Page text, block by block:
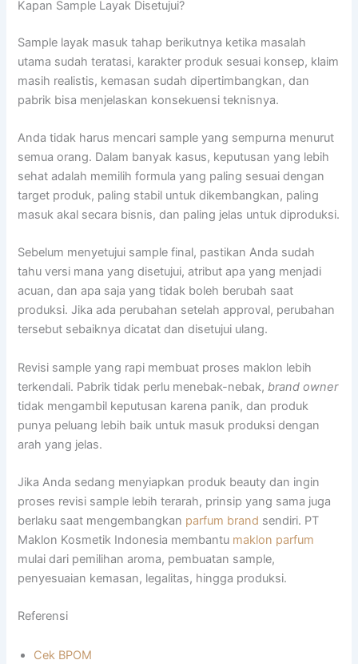
Kapan Sample Layak Disetujui?
Sample layak masuk tahap berikutnya ketika masalah
utama sudah teratasi, karakter produk sesuai konsep, klaim
masih realistis, kemasan sudah dipertimbangkan, dan
pabrik bisa menjelaskan konsekuensi teknisnya.
Anda tidak harus mencari sample yang sempurna menurut
semua orang. Dalam banyak kasus, keputusan yang lebih
sehat adalah memilih formula yang paling sesuai dengan
target produk, paling stabil untuk dikembangkan, paling
masuk akal secara bisnis, dan paling jelas untuk diproduksi.
Sebelum menyetujui sample final, pastikan Anda sudah
tahu versi mana yang disetujui, atribut apa yang menjadi
acuan, dan apa saja yang tidak boleh berubah saat
produksi. Jika ada perubahan setelah approval, perubahan
tersebut sebaiknya dicatat dan disetujui ulang.
Revisi sample yang rapi membuat proses maklon lebih
terkendali. Pabrik tidak perlu menebak-nebak,brand owner
tidak mengambil keputusan karena panik, dan produk
punya peluang lebih baik untuk masuk produksi dengan
arah yang jelas.
Jika Anda sedang menyiapkan produk beauty dan ingin
proses revisi sample lebih terarah, prinsip yang sama juga
berlaku saat mengembangkan parfum brand sendiri. PT
Maklon Kosmetik Indonesia membantu maklon parfum
mulai dari pemilihan aroma, pembuatan sample,
penyesuaian kemasan, legalitas, hingga produksi.
Referensi
Cek BPOM